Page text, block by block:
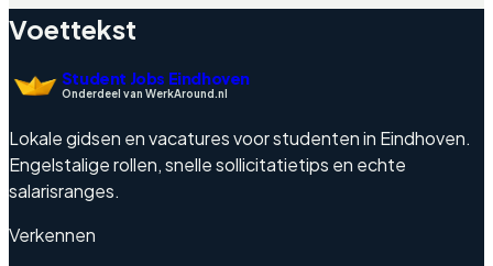
Voettekst
Student Jobs Eindhoven
Onderdeel van WerkAround.nl
Lokale gidsen en vacatures voor studenten in Eindhoven.
Engelstalige rollen, snelle sollicitatietips en echte
salarisranges.
Verkennen